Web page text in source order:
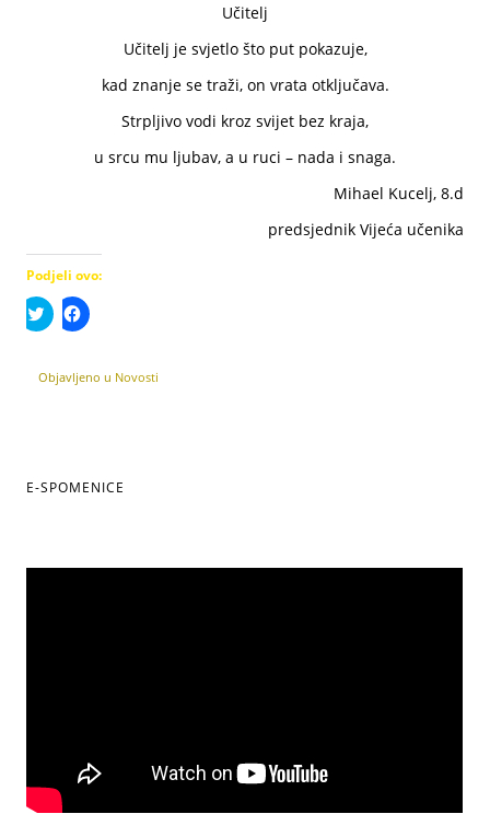
Učitelj
Učitelj je svjetlo što put pokazuje,
kad znanje se traži, on vrata otključava.
Strpljivo vodi kroz svijet bez kraja,
u srcu mu ljubav, a u ruci – nada i snaga.
Mihael Kucelj, 8.d
predsjednik Vijeća učenika
Podjeli ovo:
Podijeli
na
u
Klikom
podijelite
u
Objavljeno u Novosti
E-SPOMENICE